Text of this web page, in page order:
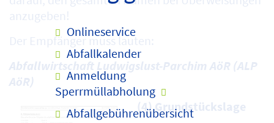
Onlineservice
Abfallkalender
Anmeldung
Sperrmüllabholung
Abfallgebührenübersicht
anzugeben!
Der Empfänger muss lauten:
Abfallwirtschaft Ludwigslust-Parchim AöR (ALP
AöR)
(4) Grundstückslage